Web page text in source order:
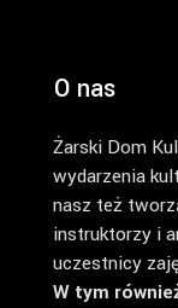
O nas
Żarski Dom
wydarzenia
nasz też
instruktorzy i
uczestnicy
W tym